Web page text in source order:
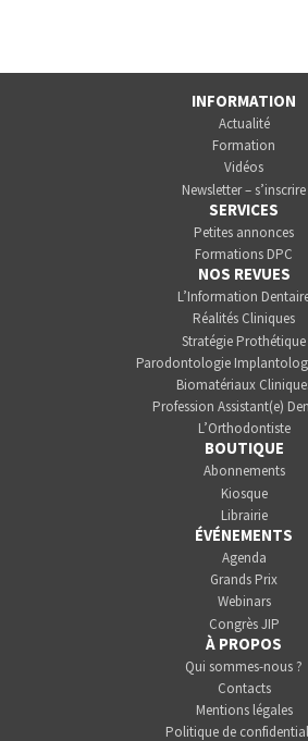
INFORMATION
Actualité
Formation
Vidéos
Newsletter – s’inscrire
SERVICES
Petites annonces
Formations DPC
NOS REVUES
L’Information
Réalités Cliniques
Stratégie Prothétique
Parodontologie
Biomatériaux
Profession Assistant(e)
L’Orthodontiste
BOUTIQUE
Abonnements
Kiosque
Librairie
ÉVÉNEMENTS
Agenda
Grands Prix
Webinars
Congrès JIP
À PROPOS
Qui sommes-nous ?
Contacts
Mentions légales
Politique de